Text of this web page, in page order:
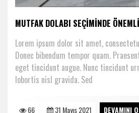
MUTFAK DOLABI SEÇIMINDE
Lorem ipsum dolor sit amet,
Donec bibendum tempor quam.
eget tincidunt augue. Nunc tincidunt
lobortis nisl gravida. Sed
66 31 Mayıs 2021 DEVAMINI